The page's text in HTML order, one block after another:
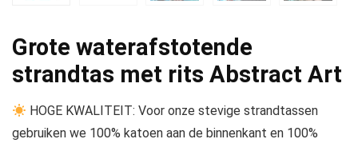
Grote waterafstotende
strandtas met rits Abstract Art
HOGE KWALITEIT: Voor onze stevige strandtassen
gebruiken we 100% katoen aan de binnenkant en 100%